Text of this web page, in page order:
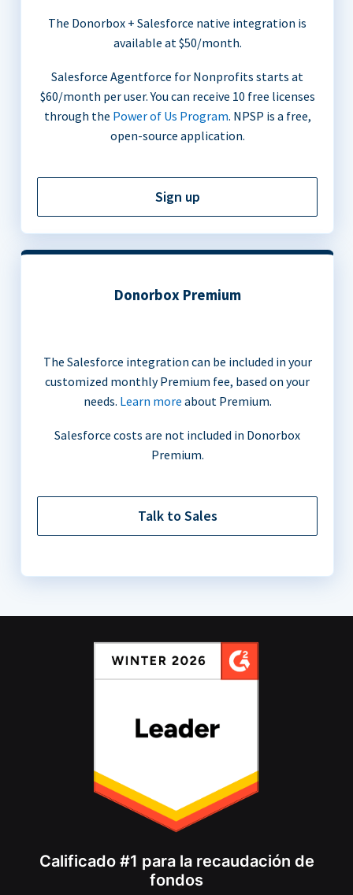
The Donorbox + Salesforce native integration is
available at $50/month.
Salesforce Agentforce for Nonprofits starts at
$60/month per user. You can receive 10 free licenses
through the Power of Us Program. NPSP is a free,
open-source application.
Sign up
Donorbox Premium
The Salesforce integration can be included in your
customized monthly Premium fee, based on your
needs. Learn more about Premium.
Salesforce costs are not included in Donorbox
Premium.
Talk to Sales
Calificado #1 para la recaudación de
fondos